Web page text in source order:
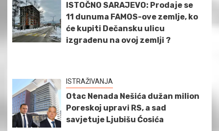
ISTOČNO SARAJEVO: Prodaje se
11 dunuma FAMOS-ove zemlje, ko
će kupiti Dečansku ulicu
izgrađenu na ovoj zemlji ?
ISTRAŽIVANJA
Otac Nenada Nešića dužan milion
Poreskoj upravi RS, a sad
savjetuje Ljubišu Ćosića